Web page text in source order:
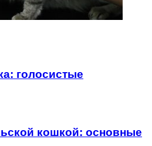
голосистые
кошкой: основные